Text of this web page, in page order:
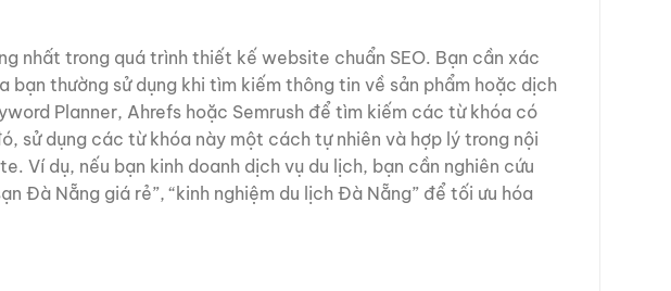
nhất trong quá trình thiết kế website chuẩn SEO. Bạn cần xác
bạn thường sử dụng khi tìm kiếm thông tin về sản phẩm hoặc dịch
Planner, Ahrefs hoặc Semrush để tìm kiếm các từ khóa có
sử dụng các từ khóa này một cách tự nhiên và hợp lý trong nội
Ví dụ, nếu bạn kinh doanh dịch vụ du lịch, bạn cần nghiên cứu
Đà Nẵng giá rẻ”, “kinh nghiệm du lịch Đà Nẵng” để tối ưu hóa